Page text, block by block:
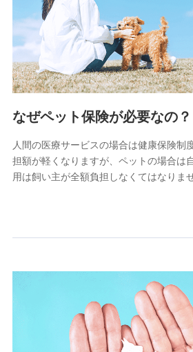
ペットメディカルサポート株式
(https://pshoken.co.jp/)
リトルファミリー少額短期保険
(https://www.littlefamily-ssi.com/)
2.共同募集を行う代理店から受領
郵便、電話、およびＥメール等により
しくは委託を受けている保険会社・提
た維持管理等の委託業務遂行のため、
連する当社および提携会社のサービス
（なお、当社は複数の保険会社と取引
情報を取引のある他の保険会社の商品
るために利用させていただくことがあ
上記に係る連絡・手続き・管理等付帯
上記に係る連絡・手続き・管理等付帯
4.家族・友達紹介にて取得した個人
被紹介者への連絡、及び当社と取引の
けている保険会社・提携会社の保険そ
なぜペット保険が必要なの？
人間の医療サービスの場合は健康保険制
担額が軽くなりますが、ペットの場合は
用は飼い主が全額負担しなくてはなりませ